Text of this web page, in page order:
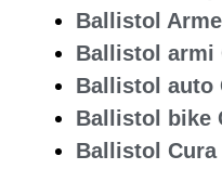
Ballistol
Ballistol armi
Ballistol auto
Ballistol bike
Ballistol